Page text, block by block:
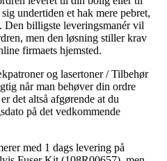
undertiden et hak mere pebret,
billigste leveringsmanér vil
men den løsning stiller krav
firmaets hjemsted.
og lasertoner / Tilbehør
når man behøver din ordre
det altså afgørende at du
på det vedkommende
med 1 dags levering på